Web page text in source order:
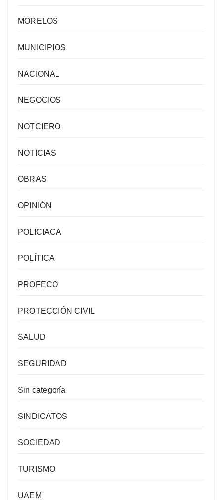
MORELOS
MUNICIPIOS
NACIONAL
NEGOCIOS
NOTCIERO
NOTICIAS
OBRAS
OPINIÓN
POLICIACA
POLÍTICA
PROFECO
PROTECCIÓN CIVIL
SALUD
SEGURIDAD
Sin categoría
SINDICATOS
SOCIEDAD
TURISMO
UAEM